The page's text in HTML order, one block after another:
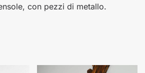
con pezzi di metallo.